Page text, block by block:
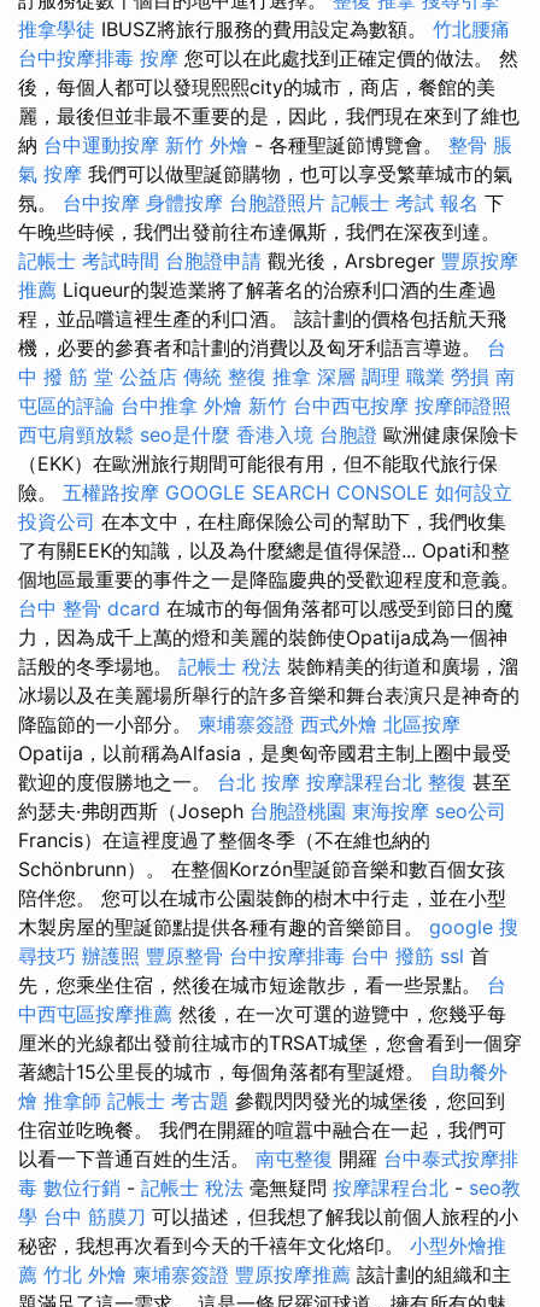
推拿學徒 IBUSZ將旅行服務的費用設定為數額。 竹北腰痛
台中按摩排毒 按摩 您可以在此處找到正確定價的做法。 然
後，每個人都可以發現熙熙city的城市，商店，餐館的美
麗，最後但並非最不重要的是，因此，我們現在來到了維也
納 台中運動按摩 新竹 外燴 - 各種聖誕節博覽會。 整骨 脹
氣 按摩 我們可以做聖誕節購物，也可以享受繁華城市的氣
氛。 台中按摩 身體按摩 台胞證照片 記帳士 考試 報名 下
午晚些時候，我們出發前往布達佩斯，我們在深夜到達。
記帳士 考試時間 台胞證申請 觀光後，Arsbreger 豐原按摩
推薦 Liqueur的製造業將了解著名的治療利口酒的生產過
程，並品嚐這裡生產的利口酒。 該計劃的價格包括航天飛
機，必要的參賽者和計劃的消費以及匈牙利語言導遊。 台
中 撥 筋 堂 公益店 傳統 整復 推拿 深層 調理 職業 勞損 南
屯區的評論 台中推拿 外燴 新竹 台中西屯按摩 按摩師證照
西屯肩頸放鬆 seo是什麼 香港入境 台胞證 歐洲健康保險卡
（EKK）在歐洲旅行期間可能很有用，但不能取代旅行保
險。 五權路按摩 GOOGLE SEARCH CONSOLE 如何設立
投資公司 在本文中，在柱廊保險公司的幫助下，我們收集
了有關EEK的知識，以及為什麼總是值得保證... Opati和整
個地區最重要的事件之一是降臨慶典的受歡迎程度和意義。
台中 整骨 dcard 在城市的每個角落都可以感受到節日的魔
力，因為成千上萬的燈和美麗的裝飾使Opatija成為一個神
話般的冬季場地。 記帳士 稅法 裝飾精美的街道和廣場，溜
冰場以及在美麗場所舉行的許多音樂和舞台表演只是神奇的
降臨節的一小部分。 柬埔寨簽證 西式外燴 北區按摩
Opatija，以前稱為Alfasia，是奧匈帝國君主制上圈中最受
歡迎的度假勝地之一。 台北 按摩 按摩課程台北 整復 甚至
約瑟夫·弗朗西斯（Joseph 台胞證桃園 東海按摩 seo公司
Francis）在這裡度過了整個冬季（不在維也納的
Schönbrunn）。 在整個Korzón聖誕節音樂和數百個女孩
陪伴您。 您可以在城市公園裝飾的樹木中行走，並在小型
木製房屋的聖誕節點提供各種有趣的音樂節目。 google 搜
尋技巧 辦護照 豐原整骨 台中按摩排毒 台中 撥筋 ssl 首
先，您乘坐住宿，然後在城市短途散步，看一些景點。 台
中西屯區按摩推薦 然後，在一次可選的遊覽中，您幾乎每
厘米的光線都出發前往城市的TRSAT城堡，您會看到一個穿
著總計15公里長的城市，每個角落都有聖誕燈。 自助餐外
燴 推拿師 記帳士 考古題 參觀閃閃發光的城堡後，您回到
住宿並吃晚餐。 我們在開羅的喧囂中融合在一起，我們可
以看一下普通百姓的生活。 南屯整復 開羅 台中泰式按摩排
毒 數位行銷 - 記帳士 稅法 毫無疑問 按摩課程台北 - seo教
學 台中 筋膜刀 可以描述，但我想了解我以前個人旅程的小
秘密，我想再次看到今天的千禧年文化烙印。 小型外燴推
薦 竹北 外燴 柬埔寨簽證 豐原按摩推薦 該計劃的組織和主